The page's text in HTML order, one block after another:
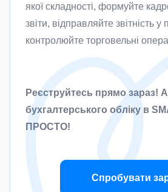
якої складності, формуйте
звіти, відправляйте звітність у
контролюйте торговельні
Реєструйтесь прямо зараз!
бухгалтерського обліку в
ПРОСТО!
Спробувати